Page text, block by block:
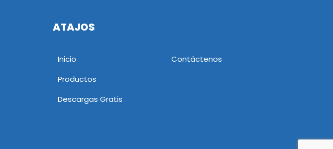
ATAJOS
Inicio
Productos
Descargas Gratis
Contáctenos